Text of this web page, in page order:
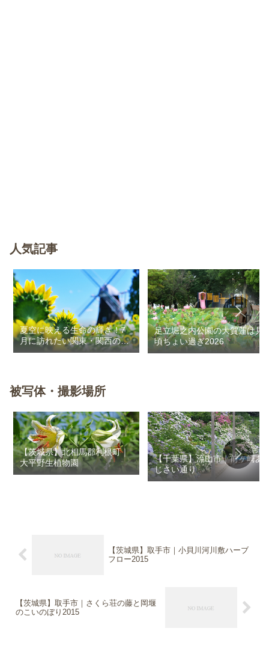
人気記事
夏空に映える生命の輝き！7
月に訪れたい関東・関西のお
花畑
足立堀之内公園の大賀蓮は見
頃ちょい過ぎ2026
被写体・撮影場所
【茨城県】北相馬郡利根町｜
大平野生植物園
【千葉県】流山市｜前ヶ崎あ
じさい通り
【茨城県】取手市｜小貝川河川敷ハーブ
フロー2015
【茨城県】取手市｜さくら荘の藤と岡堰
のこいのぼり2015